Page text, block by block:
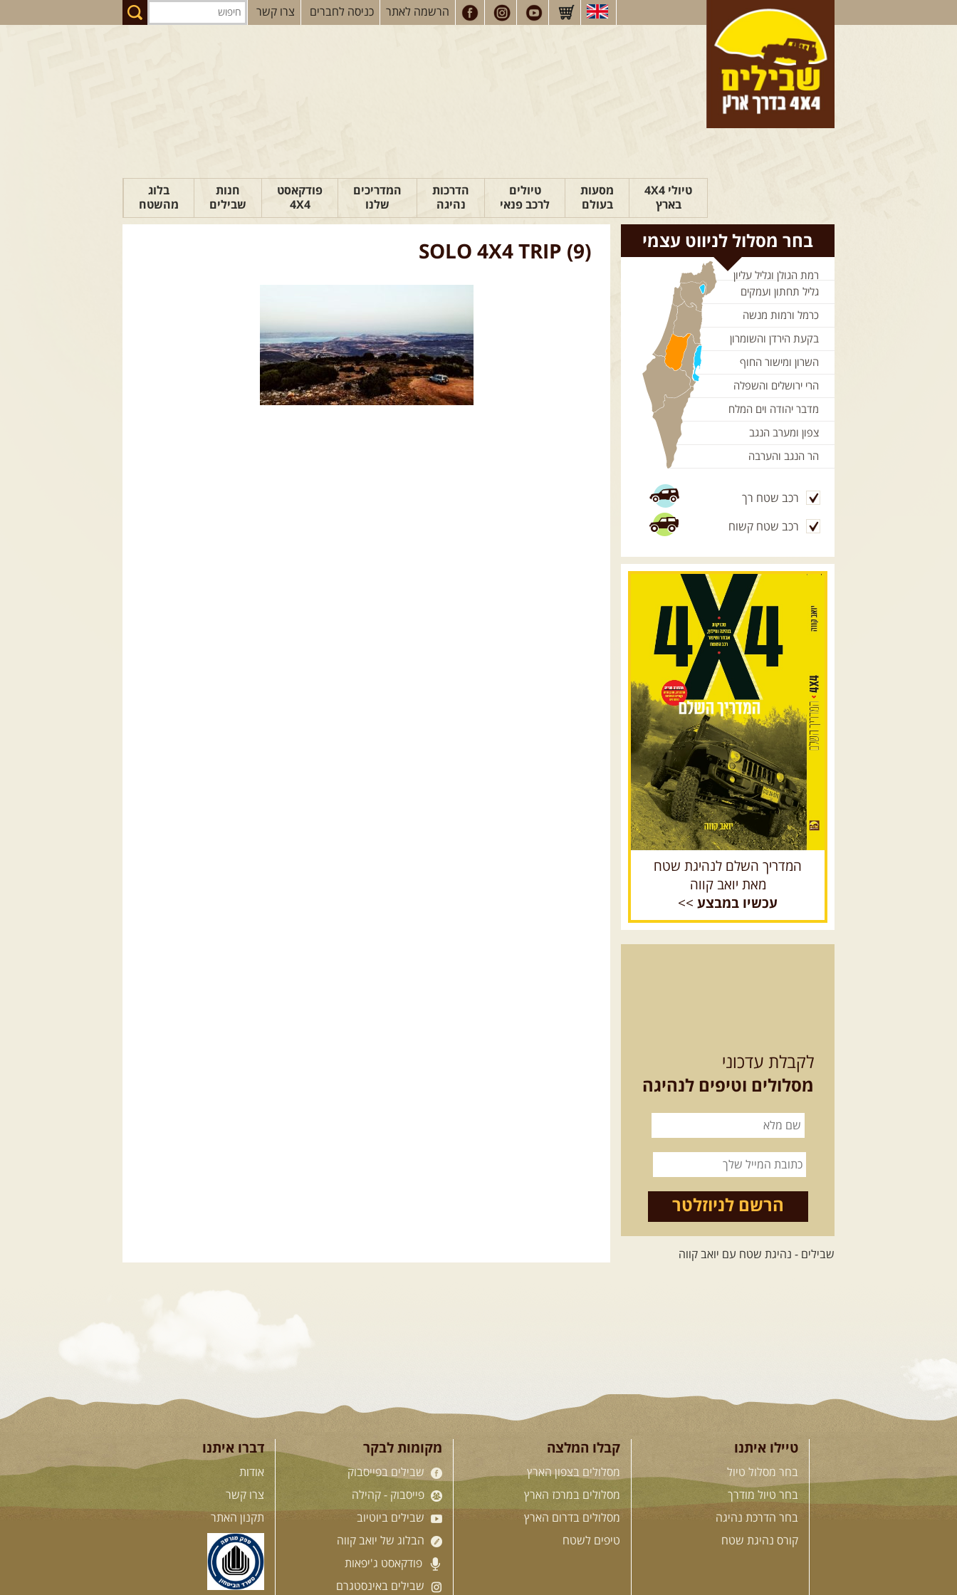
הרשמה לאתר כניסה לחברים צרו קשר
טיולי 4X4
בארץ
מסעות
בעולם
טיולים
לרכב פנאי
הדרכות
נהיגה
המדריכים
שלנו
פודקאסט
4X4
חנות
שבילים
בלוג
מהשטח
SOLO 4X4 TRIP (9) בחר מסלול לניווט עצמי
רמת הגולן וגליל עליון
גליל תחתון ועמקים
כרמל ורמות מנשה
בקעת הירדן והשומרון
השרון ומישור החוף
הרי ירושלים והשפלה
מדבר יהודה וים המלח
צפון ומערב הנגב
הר הנגב והערבה
רכב שטח רך
רכב שטח קשוח
המדריך השלם לנהיגת שטח
מאת יואב קווה
עכשיו במבצע >>
לקבלת עדכוני
מסלולים וטיפים לנהיגה
הרשם לניוזלטר
טיילו איתנו
בחר מסלול טיול
בחר טיול מודרך
בחר הדרכת נהיגה
קורס נהיגת שטח
קבלו המלצה
מסלולים בצפון הארץ
מסלולים במרכז הארץ
מסלולים בדרום הארץ
טיפים לשטח
מקומות לבקר
שבילים בפייסבוק
פייסבוק - קהילה
שבילים ביוטיוב
הבלוג של יואב קווה
פודקאסט ג'יפאות
שבילים באינסטגרם
דברו איתנו
אודות
צרו קשר
תקנון האתר